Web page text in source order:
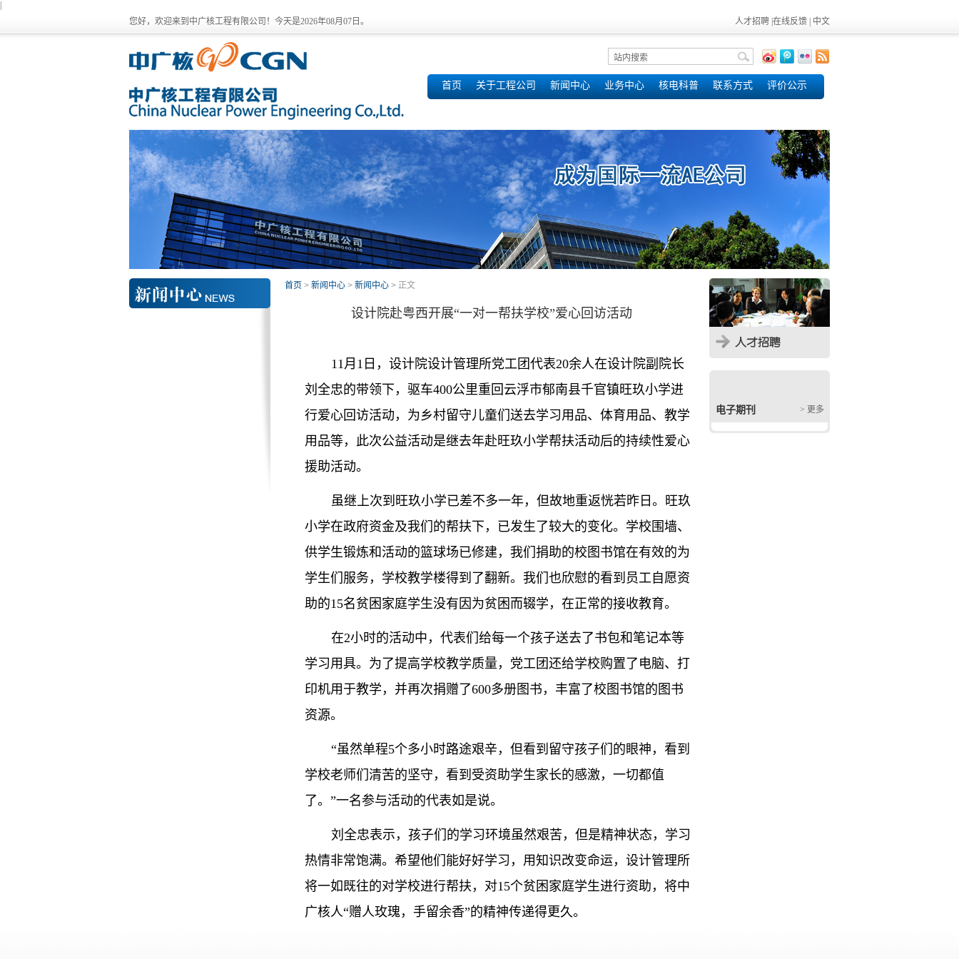
您好，欢迎来到中广核工程有限公司！今天是2026年08月07日。 人才招聘 在线反馈 中文
首页 关于工程公司 新闻中心 业务中心 核电科普 联系方式 评价公示
首页 > 新闻中心 > 新闻中心 > 正文
设计院赴粤西开展“一对一帮扶学校”爱心回访活动
11月 1 日，设计院设计管理所党工团代表20余人在设计院副院长
刘全忠的带领下，驱车400公里重回云浮市郁南县千官镇旺玖小学进
行爱心回访活动，为乡村留守儿童们送去学习用品、体育用品、教学
用品等，此次公益活动是继去年赴旺玖小学帮扶活动后的持续性爱心
援助活动。
虽继上次到旺玖小学已差不多一年，但故地重返恍若昨日。旺玖
小学在政府资金及我们的帮扶下，已发生了较大的变化。学校围墙、
供学生锻炼和活动的篮球场已修建，我们捐助的校图书馆在有效的为
学生们服务，学校教学楼得到了翻新。我们也欣慰的看到员工自愿资
助的15名贫困家庭学生没有因为贫困而辍学，在正常的接收教育。
在2小时的活动中，代表们给每一个孩子送去了书包和笔记本等
学习用具。为了提高学校教学质量，党工团还给学校购置了电脑、打
印机用于教学，并再次捐赠了600多册图书，丰富了校图书馆的图书
资源。
“虽然单程5个多小时路途艰辛，但看到留守孩子们的眼神，看到
学校老师们清苦的坚守，看到受资助学生家长的感激，一切都值
了。 ”一名参与活动的代表如是说。
刘全忠表示，孩子们的学习环境虽然艰苦，但是精神状态，学习
热情非常饱满。希望他们能好好学习，用知识改变命运，设计管理所
将一如既往的对学校进行帮扶，对15个贫困家庭学生进行资助，将中
广核人“赠人玫瑰，手留余香”的精神传递得更久。
> 更多
电子期刊